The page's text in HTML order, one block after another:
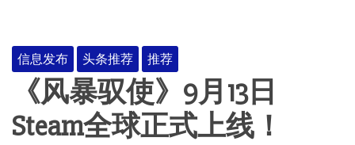
信息发布 头条推荐 推荐
《风暴驭使》9月13日
Steam全球正式上线！